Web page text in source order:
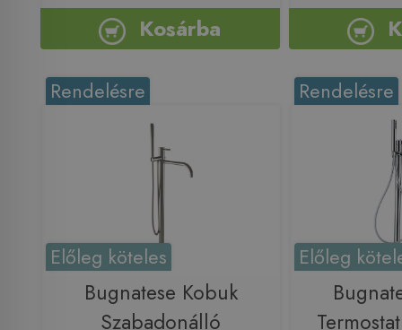
Kosárba
Rendelésre
Előleg köteles
Bugnatese Kobuk
Szabadonálló
Rendelésre
Előleg